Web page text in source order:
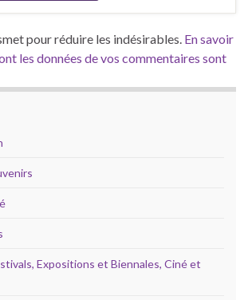
pour réduire les indésirables. En savoir
les données de vos commentaires sont
Expositions et Biennales, Ciné et